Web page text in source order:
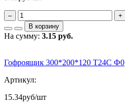
–
+
В корзину
На сумму: 3.15 руб.
Гофроящик 300*200*120 Т24С Ф0
Артикул:
15.34руб/шт